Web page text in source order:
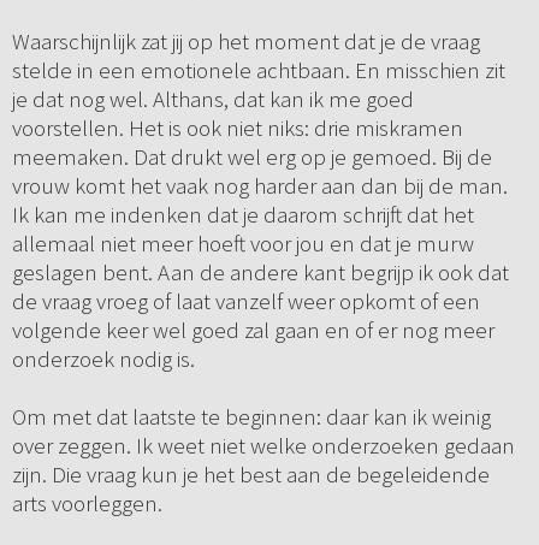
Waarschijnlijk zat jij op het moment dat je de vraag
stelde in een emotionele achtbaan. En misschien zit
je dat nog wel. Althans, dat kan ik me goed
voorstellen. Het is ook niet niks: drie miskramen
meemaken. Dat drukt wel erg op je gemoed. Bij de
vrouw komt het vaak nog harder aan dan bij de man.
Ik kan me indenken dat je daarom schrijft dat het
allemaal niet meer hoeft voor jou en dat je murw
geslagen bent. Aan de andere kant begrijp ik ook dat
de vraag vroeg of laat vanzelf weer opkomt of een
volgende keer wel goed zal gaan en of er nog meer
onderzoek nodig is.
Om met dat laatste te beginnen: daar kan ik weinig
over zeggen. Ik weet niet welke onderzoeken gedaan
zijn. Die vraag kun je het best aan de begeleidende
arts voorleggen.